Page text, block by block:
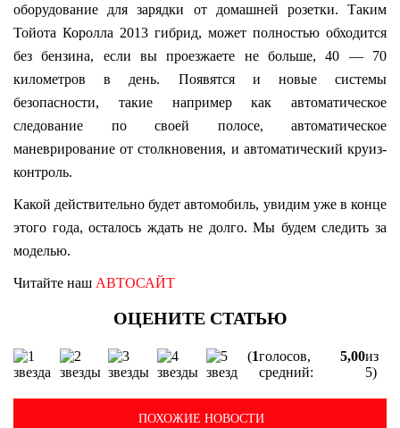
оборудование для зарядки от домашней розетки. Таким
Тойота Королла 2013 гибрид, может полностью обходится
без бензина, если вы проезжаете не больше, 40 — 70
километров в день. Появятся и новые системы
безопасности, такие например как автоматическое
следование по своей полосе, автоматическое
маневрирование от столкновения, и автоматический круиз-
контроль.
Какой действительно будет автомобиль, увидим уже в конце
этого года, осталось ждать не долго. Мы будем следить за
моделью.
Читайте наш АВТОСАЙТ
(1голосов,
средний:
5,00из
5)
ПОХОЖИЕ НОВОСТИ